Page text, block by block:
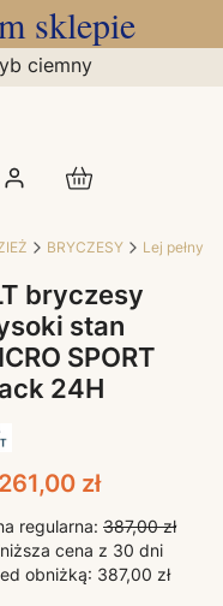
sklepie
ciemny
Produkty w
BRYCZESY Lej pełny
bryczesy
stan
SPORT
24H
261,00 zł
regularna: 387,00 zł
cena z 30 dni
obniżką: 387,00 zł